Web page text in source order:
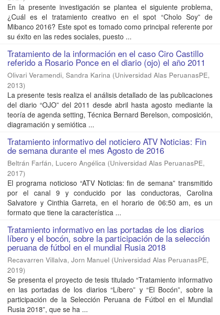
En la presente investigación se plantea el siguiente problema,
¿Cuál es el tratamiento creativo en el spot “Cholo Soy” de
Mibanco 2016? Este spot es tomado como principal referente por
su éxito en las redes sociales, puesto ...
Tratamiento de la información en el caso Ciro Castillo
referido a Rosario Ponce en el diario (ojo) el año 2011
Olivari Veramendi, Sandra Karina (Universidad Alas PeruanasPE,
2013)
La presente tesis realiza el análisis detallado de las publicaciones
del diario “OJO” del 2011 desde abril hasta agosto mediante la
teoría de agenda setting, Técnica Bernard Berelson, composición,
diagramación y semiótica ...
Tratamiento informativo del noticiero ATV Noticias: Fin
de semana durante el mes Agosto de 2016
Beltrán Farfán, Lucero Angélica (Universidad Alas PeruanasPE,
2017)
El programa noticioso “ATV Noticias: fin de semana” transmitido
por el canal 9 y conducido por las conductoras, Carolina
Salvatore y Cinthia Garreta, en el horario de 06:50 am, es un
formato que tiene la característica ...
Tratamiento informativo en las portadas de los diarios
líbero y el bocón, sobre la participación de la selección
peruana de fútbol en el mundial Rusia 2018
Recavarren Villalva, Jorn Manuel (Universidad Alas PeruanasPE,
2019)
Se presenta el proyecto de tesis titulado “Tratamiento informativo
en las portadas de los diarios “Líbero” y “El Bocón”, sobre la
participación de la Selección Peruana de Fútbol en el Mundial
Rusia 2018”, que se ha ...